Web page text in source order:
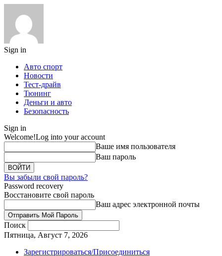
Sign in
Авто спорт
Новости
Тест-драйв
Тюнинг
Деньги и авто
Безопасность
Sign in
Welcome!Log into your account
Ваше имя пользователя
Ваш пароль
Вы забыли свой пароль?
Password recovery
Восстановите свой пароль
Ваш адрес электронной почты
Поиск
Пятница, Август 7, 2026
Зарегистрироваться/Присоединиться